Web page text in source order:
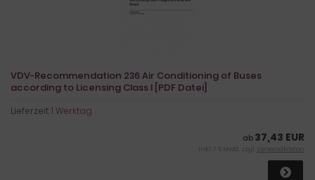
VDV-Recommendation 236 Air Conditioning of Buses
according to Licensing Class I [PDF Datei]
Lieferzeit:1 Werktag
ab 37,43 EUR
inkl. 7 % MwSt. zzgl. Versandkosten